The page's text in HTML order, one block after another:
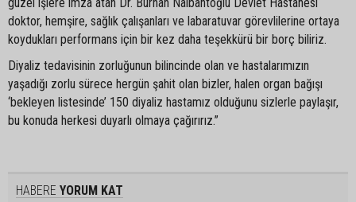
doktor, hemşire, sağlık çalışanları ve labaratuvar görevlilerine ortaya
koydukları performans için bir kez daha teşekkürü bir borç biliriz.
Diyaliz tedavisinin zorluğunun bilincinde olan ve hastalarımızın
yaşadığı zorlu sürece hergün şahit olan bizler, halen organ bağışı
‘bekleyen listesinde’ 150 diyaliz hastamız olduğunu sizlerle paylaşır,
bu konuda herkesi duyarlı olmaya çağırırız.”
HABERE YORUM KAT